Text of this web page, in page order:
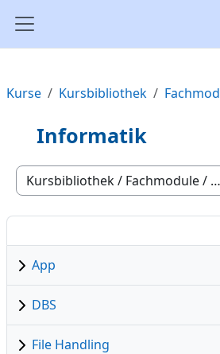
Website-Übersicht
Kurse Kursbibliothek
Informatik
Kursbereiche
App
DBS
File Handling